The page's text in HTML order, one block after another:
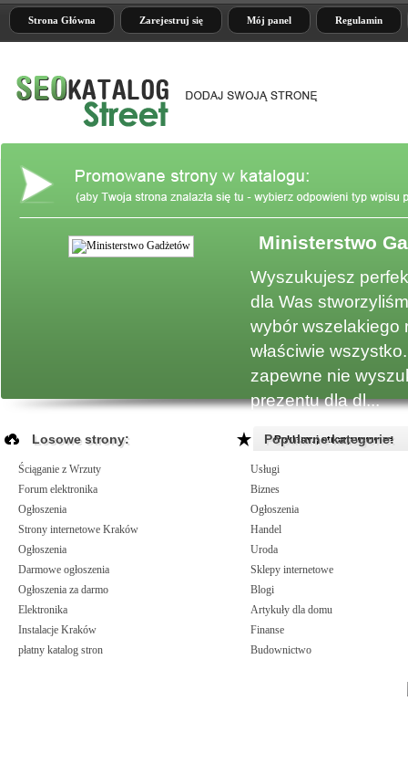
Strona Główna Zarejestruj się Mój panel Regulamin
Ministerstwo
Wyszukujesz
dla Was
wybór wszelakiego
właściwie
zapewne nie
prezentu dla dl...
Reklamuj strony www >>
Losowe strony:
Ściąganie z Wrzuty
Forum elektronika
Ogłoszenia
Strony internetowe Kraków
Ogłoszenia
Darmowe ogłoszenia
Ogłoszenia za darmo
Elektronika
Instalacje Kraków
płatny katalog stron
Popularne kategorie:
Usługi
Biznes
Ogłoszenia
Handel
Uroda
Sklepy internetowe
Blogi
Artykuły dla domu
Finanse
Budownictwo